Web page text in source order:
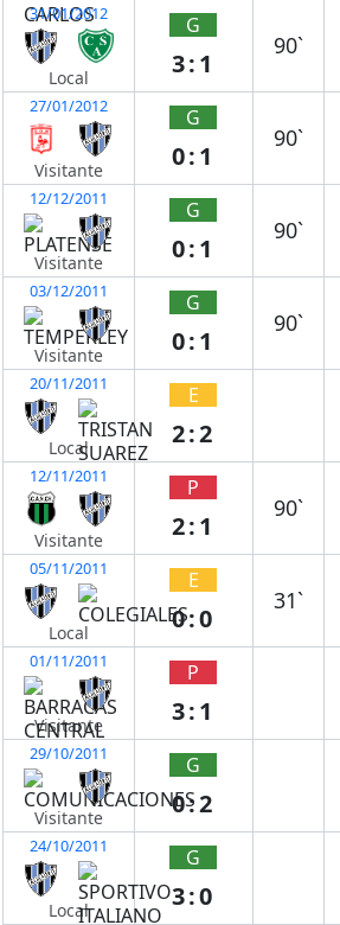
31/01/2012
Local
G
3:1
90`
27/01/2012
Visitante
G
0:1
90`
12/12/2011
Visitante
G
0:1
90`
03/12/2011
Visitante
G
0:1
90`
20/11/2011
Local
E
2:2
12/11/2011
Visitante
P
2:1
90`
05/11/2011
Local
E
0:0
31`
01/11/2011
Visitante
P
3:1
29/10/2011
Visitante
G
0:2
24/10/2011
Local
G
3:0